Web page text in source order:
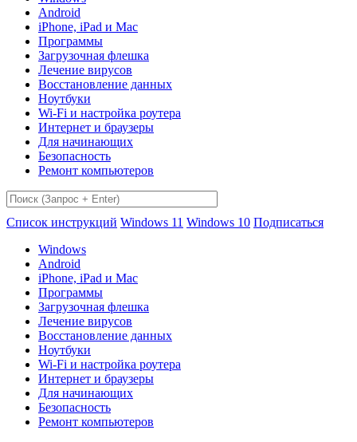
Android
iPhone, iPad и Mac
Программы
Загрузочная флешка
Лечение вирусов
Восстановление данных
Ноутбуки
Wi-Fi и настройка роутера
Интернет и браузеры
Для начинающих
Безопасность
Ремонт компьютеров
Список инструкций Windows 11 Windows 10 Подписаться
Windows
Android
iPhone, iPad и Mac
Программы
Загрузочная флешка
Лечение вирусов
Восстановление данных
Ноутбуки
Wi-Fi и настройка роутера
Интернет и браузеры
Для начинающих
Безопасность
Ремонт компьютеров